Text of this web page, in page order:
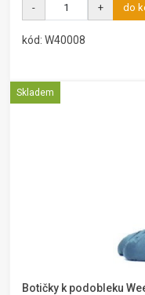
- + do
kód: W40008
Skladem
Botičky k podobleku